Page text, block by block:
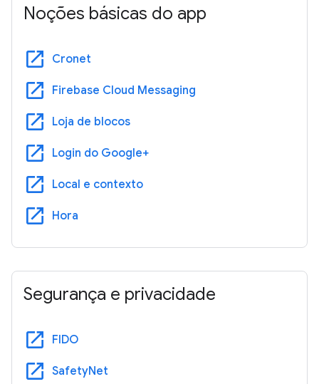
Noções básicas do app
open_in_new Cronet
open_in_new Firebase Cloud Messaging
open_in_new Loja de blocos
open_in_new Login do Google+
open_in_new Local e contexto
open_in_new Hora
Segurança e privacidade
open_in_new FIDO
open_in_new SafetyNet